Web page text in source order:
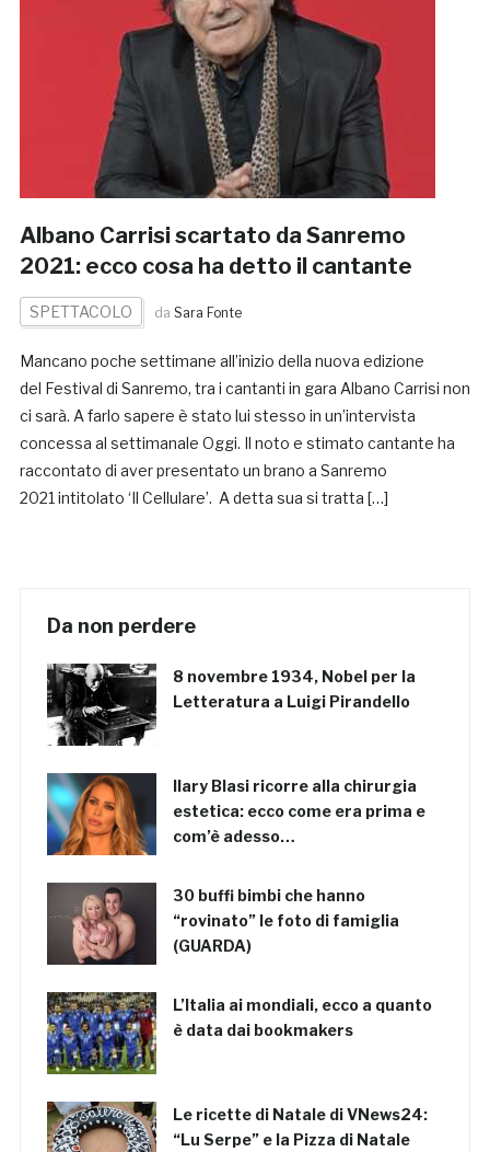
Albano Carrisi scartato da Sanremo
2021: ecco cosa ha detto il cantante
SPETTACOLO da Sara Fonte
Mancano poche settimane all’inizio della nuova edizione
del Festival di Sanremo, tra i cantanti in gara Albano Carrisi non
ci sarà. A farlo sapere è stato lui stesso in un’intervista
concessa al settimanale Oggi. Il noto e stimato cantante ha
raccontato di aver presentato un brano a Sanremo
2021 intitolato ‘Il Cellulare’. A detta sua si tratta […]
Da non perdere
8 novembre 1934, Nobel per la
Letteratura a Luigi Pirandello
Ilary Blasi ricorre alla chirurgia
estetica: ecco come era prima e
com’è adesso…
30 buffi bimbi che hanno
“rovinato” le foto di famiglia
(GUARDA)
L’Italia ai mondiali, ecco a quanto
è data dai bookmakers
Le ricette di Natale di VNews24:
“Lu Serpe” e la Pizza di Natale